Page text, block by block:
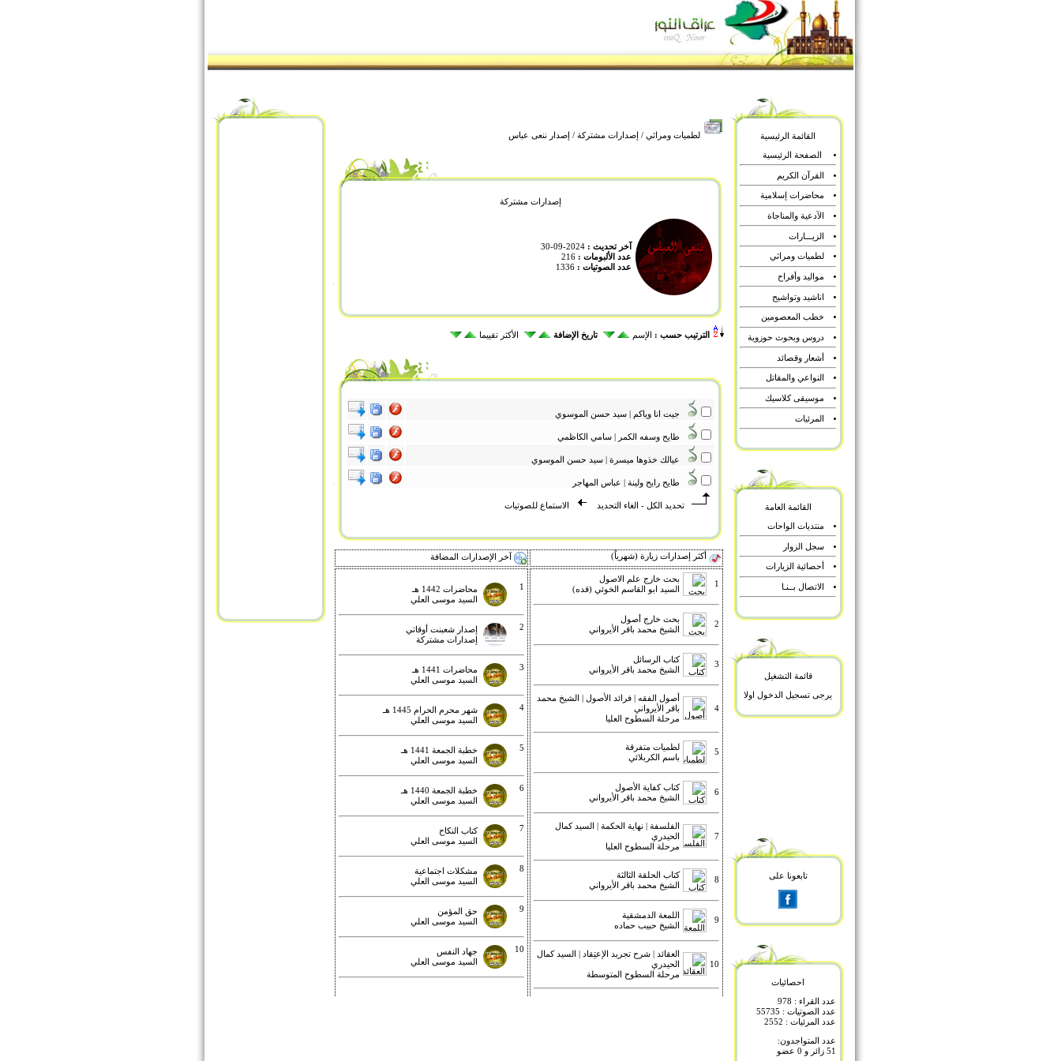
لطميات ومراثي / إصدارات مشتركة / إصدار ننعى عباس
إصدارات مشتركة
آخر تحديث : 2024-09-30
عدد الألبومات : 216
عدد الصوتيات : 1336
الترتيب حسب : الإسم تاريخ الإضافة الأكثر تقييما
جيت انا وياكم | سيد حسن الموسوي
طايح وسفه الكمر | سامي الكاظمي
عيالك خذوها ميسرة | سيد حسن الموسوي
طايح رايح ولينة | عباس المهاجر
تحديد الكل - الغاء التحديد الاستماع للصوتيات
أكثر إصدارات زيارة (شهرياً) آخر الإصدارات المضافة
1
بحث خارج علم الاصول
السيد ابو القاسم الخوئي (قده)
2
بحث خارج أصول
الشيخ محمد باقر الأيرواني
3
كتاب الرسائل
الشيخ محمد باقر الأيرواني
4
أصول الفقه | فرائد الأصول | الشيخ محمد
باقر الأيرواني
مرحلة السطوح العليا
5
لطميات متفرقة
باسم الكربلائي
6
كتاب كفاية الأصول
الشيخ محمد باقر الأيرواني
7
الفلسفة | نهاية الحكمة | السيد كمال
الحيدري
مرحلة السطوح العليا
8
كتاب الحلقة الثالثة
الشيخ محمد باقر الأيرواني
9
اللمعة الدمشقية
الشيخ حبيب حماده
10
العقائد | شرح تجريد الإعتِقاد | السيد كمال
الحيدري
مرحلة السطوح المتوسطة
1
محاضرات 1442 هـ
السيد موسى العلي
2
إصدار شعبنت أوقاتي
إصدارات مشتركة
3
محاضرات 1441 هـ
السيد موسى العلي
4
شهر محرم الحرام 1445 هـ
السيد موسى العلي
5
خطبة الجمعة 1441 هـ
السيد موسى العلي
6
خطبة الجمعة 1440 هـ
السيد موسى العلي
7
كتاب النكاح
السيد موسى العلي
8
مشكلات اجتماعية
السيد موسى العلي
9
حق المؤمن
السيد موسى العلي
10
جهاد النفس
السيد موسى العلي
القائمة الرئيسية
الصفحة الرئيسية
القرآن الكريم
محاضرات إسلامية
الآدعية والمناجاة
الزيـــارات
لطميات ومراثي
مواليد وأفراح
اناشيد وتواشيح
خطب المعصومين
دروس وبحوث حوزوية
أشعار وقصائد
النواعي والمقاتل
موسيقى كلاسيك
المرئيات
القائمة العامة
منتديات الواحات
سجل الزوار
أحصائية الزيارات
الاتصال بــنـا
قائمة التشغيل
يرجى تسجيل الدخول اولا
تابعونا على
احصائيات
عدد القراء : 978
عدد الصوتيات : 55735
عدد المرئيات : 2552
عدد المتواجدون:
51 زائر و 0 عضو